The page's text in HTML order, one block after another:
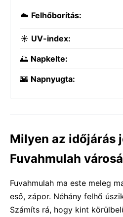
☁️ Felhőborítás:
☀️ UV-index:
🌅 Napkelte:
🌇 Napnyugta:
Milyen az időjárás
Fuvahmulah
Fuvahmulah ma este meleg
eső, zápor. Néhány felhő
Számíts rá, hogy kint